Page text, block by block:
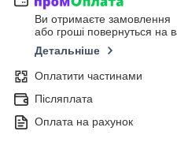
Ви отримаєте замовлення
або гроші повернуться на
Детальніше
Оплатити частинами
Післяплата
Оплата на рахунок